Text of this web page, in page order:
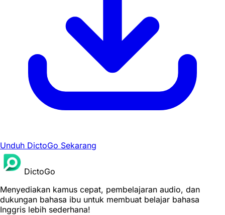
Unduh DictoGo Sekarang
DictoGo
Menyediakan kamus cepat, pembelajaran audio, dan
dukungan bahasa ibu untuk membuat belajar bahasa
Inggris lebih sederhana!